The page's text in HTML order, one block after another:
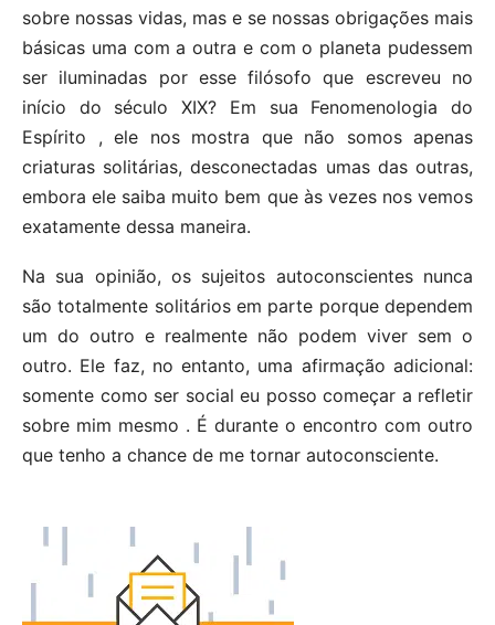
sobre nossas vidas, mas e se nossas obrigações mais
básicas uma com a outra e com o planeta pudessem
ser iluminadas por esse filósofo que escreveu no
início do século XIX? Em sua Fenomenologia do
Espírito , ele nos mostra que não somos apenas
criaturas solitárias, desconectadas umas das outras,
embora ele saiba muito bem que às vezes nos vemos
exatamente dessa maneira.
Na sua opinião, os sujeitos autoconscientes nunca
são totalmente solitários em parte porque dependem
um do outro e realmente não podem viver sem o
outro. Ele faz, no entanto, uma afirmação adicional:
somente como ser social eu posso começar a refletir
sobre mim mesmo . É durante o encontro com outro
que tenho a chance de me tornar autoconsciente.